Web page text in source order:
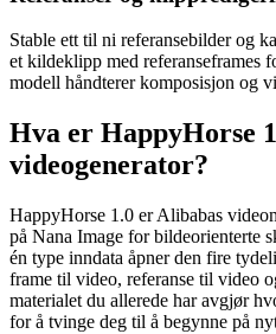
Stable ett til ni referansebilder og
et kildeklipp med referanseframes
modell håndterer komposisjon og
Hva er HappyHorse
videogenerator?
HappyHorse 1.0 er Alibabas
på Nana Image for bildeorienterte
én type inndata åpner den fire
frame til video, referanse til video
materialet du allerede har avgjør
for å tvinge deg til å begynne på